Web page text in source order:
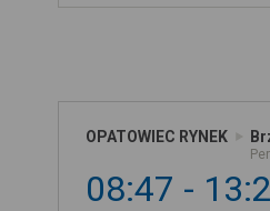
OPATOWIEC RYNEK
08:47